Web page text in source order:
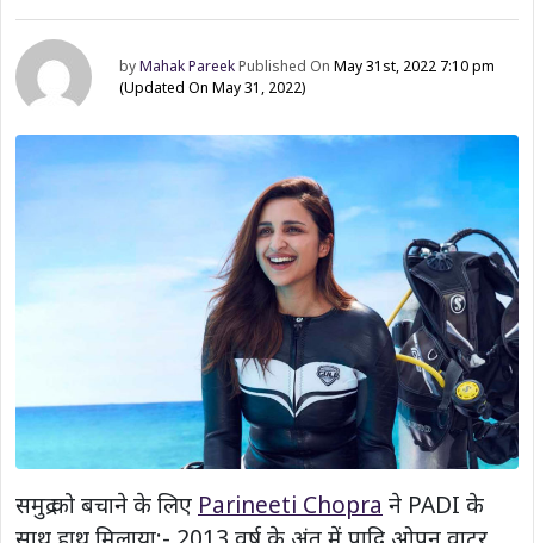
byMahak PareekPublished OnMay 31st, 2022 7:10 pm
(Updated On May 31, 2022)
समुद्र को बचाने के लिए Parineeti Chopra ने PADI के